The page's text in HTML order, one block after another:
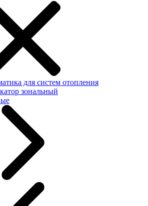
для систем отопления
зональный